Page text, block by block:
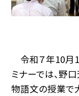
令和７年10月
ミナーでは、野
物語文の授業